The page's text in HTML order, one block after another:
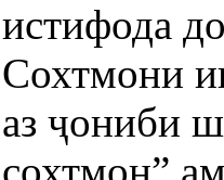
истифода
Сохтмони
аз ҷониби
сохтмон”